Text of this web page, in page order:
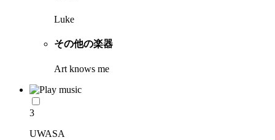
Luke
その他の楽器
Art knows me
3
UWASA